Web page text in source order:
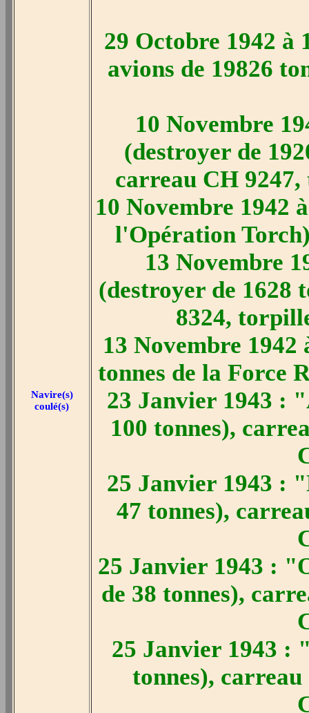
Navire(s)
coulé(s)
29 Octobre 1942
avions de 19826
10 Novembre
(destroyer de
carreau CH
10 Novembre 1942
l'Opération
13 Novembre
(destroyer de 1628
8324,
13 Novembre
tonnes de la Force
23 Janvier 1943 :
100 tonnes),
25 Janvier 1943 :
47 tonnes),
25 Janvier 1943 :
de 38 tonnes),
25 Janvier 1943 :
tonnes),